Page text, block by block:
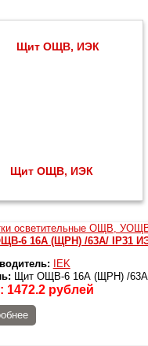
Щит ОЩВ, ИЭК
6 16А (ЩРН) /63А/ IP31
IEK
Щит ОЩВ-6 16А (ЩРН) /
1472.2рублей